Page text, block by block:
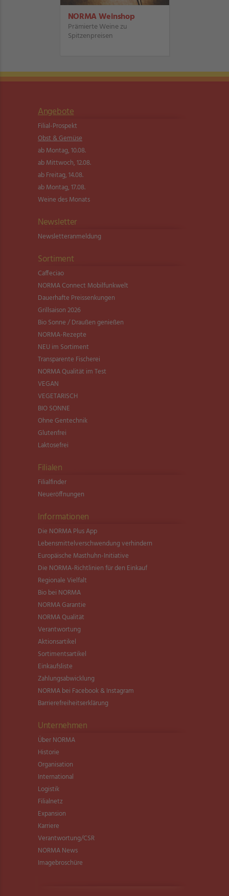
NORMA Weinshop
Prämierte Weine zu
Spitzenpreisen
Angebote
Filial-Prospekt
Obst & Gemüse
ab Montag, 10.08.
ab Mittwoch, 12.08.
ab Freitag, 14.08.
ab Montag, 17.08.
Weine des Monats
Newsletter
Newsletter­anmeldung
Sortiment
Caffeciao
NORMA Connect Mobilfunkwelt
Dauerhafte Preissenkungen
Grillsaison 2026
Bio Sonne / Draußen genießen
NORMA-Rezepte
NEU im Sortiment
Transparente Fischerei
NORMA Qualität im Test
VEGAN
VEGETARISCH
BIO SONNE
Ohne Gentechnik
Glutenfrei
Laktosefrei
Filialen
Filialfinder
Neueröffnungen
Informationen
Die NORMA Plus App
Lebensmittel­verschwendung verhindern
Europäische Masthuhn-Initiative
Die NORMA-Richtlinien für den Einkauf
Regionale Vielfalt
Bio bei NORMA
NORMA Garantie
NORMA Qualität
Verantwortung
Aktionsartikel
Sortimentsartikel
Einkaufsliste
Zahlungsabwicklung
NORMA bei Facebook & Instagram
Barrierefreiheitserklärung
Unternehmen
Über NORMA
Historie
Organisation
International
Logistik
Filialnetz
Expansion
Karriere
Verantwortung/CSR
NORMA News
Imagebroschüre